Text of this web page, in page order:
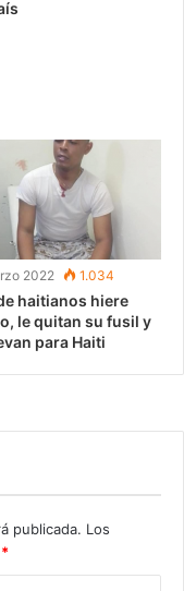
2022 1.034
haitianos hiere
le quitan su fusil y
para Haiti
publicada. Los
*